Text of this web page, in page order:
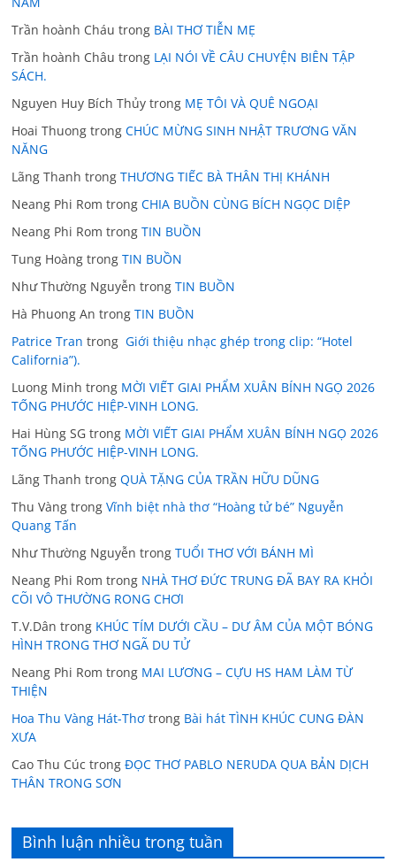
Trần hoành Cháu trong BÀI THƠ TIỄN MẸ
Trần hoành Châu trong LẠI NÓI VỀ CÂU CHUYỆN BIÊN TẬP
SÁCH.
Nguyen Huy Bích Thủy trong MẸ TÔI VÀ QUÊ NGOẠI
Hoai Thuong trongCHÚC MỪNG SINH NHẬT TRƯƠNG VĂN
NĂNG
Lãng Thanh trongTHƯƠNG TIẾC BÀ THÂN THỊ KHÁNH
Neang Phi Rom trongCHIA BUỒN CÙNG BÍCH NGỌC DIỆP
Neang Phi Rom trongTIN BUỒN
Tung Hoàng trongTIN BUỒN
Như Thường Nguyễn trongTIN BUỒN
Hà Phuong An trongTIN BUỒN
Patrice Tran trong Giới thiệu nhạc ghép trong clip: “Hotel
California”).
Luong Minh trong MỜI VIẾT GIAI PHẨM XUÂN BÍNH NGỌ 2026
TỐNG PHƯỚC HIỆP-VINH LONG.
Hai Hùng SG trong MỜI VIẾT GIAI PHẨM XUÂN BÍNH NGỌ 2026
TỐNG PHƯỚC HIỆP-VINH LONG.
Lãng Thanh trongQUÀ TẶNG CỦA TRẦN HỮU DŨNG
Thu Vàng trongVĩnh biệt nhà thơ “Hoàng tử bé” Nguyễn
Quang Tấn
Như Thường Nguyễn trongTUỔI THƠ VỚI BÁNH MÌ
Neang Phi Rom trong NHÀ THƠ ĐỨC TRUNG ĐÃ BAY RA KHỎI
CÕI VÔ THƯỜNG RONG CHƠI
T.V.Dân trong KHÚC TÍM DƯỚI CẦU – DƯ ÂM CỦA MỘT BÓNG
HÌNH TRONG THƠ NGÃ DU TỬ
Neang Phi Rom trong MAI LƯƠNG – CỰU HS HAM LÀM TỪ
THIỆN
Hoa Thu Vàng Hát-Thơ trong Bài hát TÌNH KHÚC CUNG ĐÀN
XƯA
Cao Thu Cúc trongĐỌC THƠ PABLO NERUDA QUA BẢN DỊCH
THÂN TRONG SƠN
Bình luận nhiều trong tuần